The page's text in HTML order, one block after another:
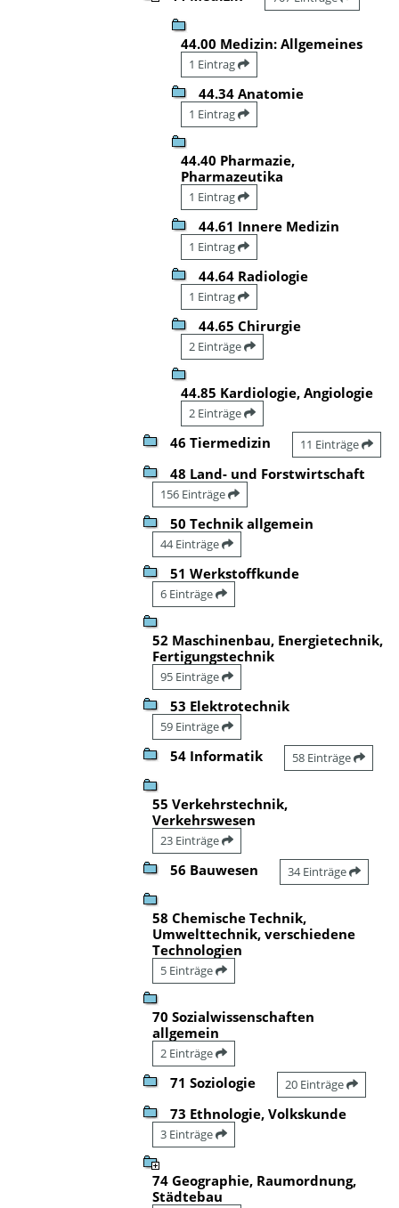
44.00 Medizin: Allgemeines
1 Eintrag
44.34 Anatomie
1 Eintrag
44.40 Pharmazie,
Pharmazeutika
1 Eintrag
44.61 Innere Medizin
1 Eintrag
44.64 Radiologie
1 Eintrag
44.65 Chirurgie
2 Einträge
44.85 Kardiologie, Angiologie
2 Einträge
46 Tiermedizin 11 Einträge
48 Land- und Forstwirtschaft
156 Einträge
50 Technik allgemein
44 Einträge
51 Werkstoffkunde
6 Einträge
52 Maschinenbau, Energietechnik,
Fertigungstechnik
95 Einträge
53 Elektrotechnik
59 Einträge
54 Informatik 58 Einträge
55 Verkehrstechnik,
Verkehrswesen
23 Einträge
56 Bauwesen 34 Einträge
58 Chemische Technik,
Umwelttechnik, verschiedene
Technologien
5 Einträge
70 Sozialwissenschaften
allgemein
2 Einträge
71 Soziologie 20 Einträge
73 Ethnologie, Volkskunde
3 Einträge
74 Geographie, Raumordnung,
Städtebau